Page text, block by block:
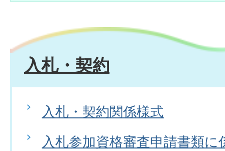
入札・契約
入札・契約関係様式
入札参加資格審査申請書類